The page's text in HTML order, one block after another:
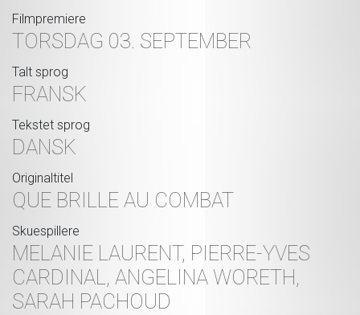
Filmpremiere
TORSDAG 03. SEPTEMBER
Talt sprog
FRANSK
Tekstet sprog
DANSK
Originaltitel
QUE BRILLE AU COMBAT
Skuespillere
MELANIE LAURENT, PIERRE-YVES
CARDINAL, ANGELINA WORETH,
SARAH PACHOUD